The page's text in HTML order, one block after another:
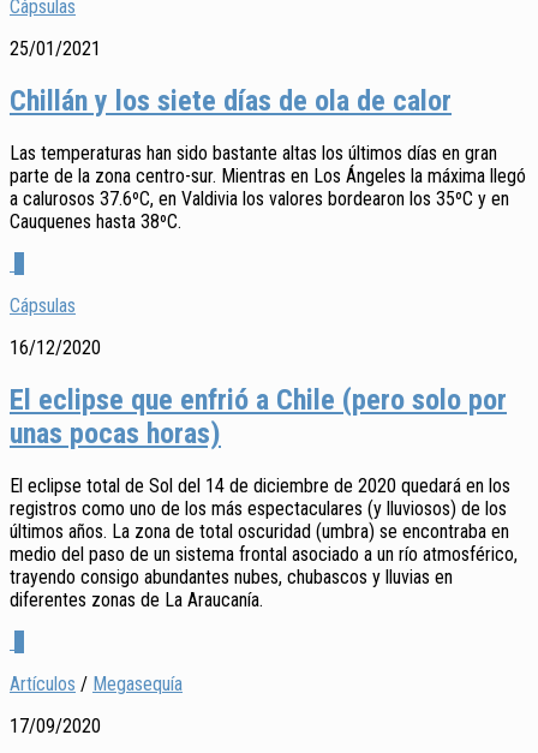
Cápsulas
25/01/2021
Chillán y los siete días de ola de calor
Las temperaturas han sido bastante altas los últimos días en gran
parte de la zona centro-sur. Mientras en Los Ángeles la máxima llegó
a calurosos 37.6ºC, en Valdivia los valores bordearon los 35ºC y en
Cauquenes hasta 38ºC.
Cápsulas
16/12/2020
El eclipse que enfrió a Chile (pero solo por
unas pocas horas)
El eclipse total de Sol del 14 de diciembre de 2020 quedará en los
registros como uno de los más espectaculares (y lluviosos) de los
últimos años. La zona de total oscuridad (umbra) se encontraba en
medio del paso de un sistema frontal asociado a un río atmosférico,
trayendo consigo abundantes nubes, chubascos y lluvias en
diferentes zonas de La Araucanía.
Artículos / Megasequía
17/09/2020